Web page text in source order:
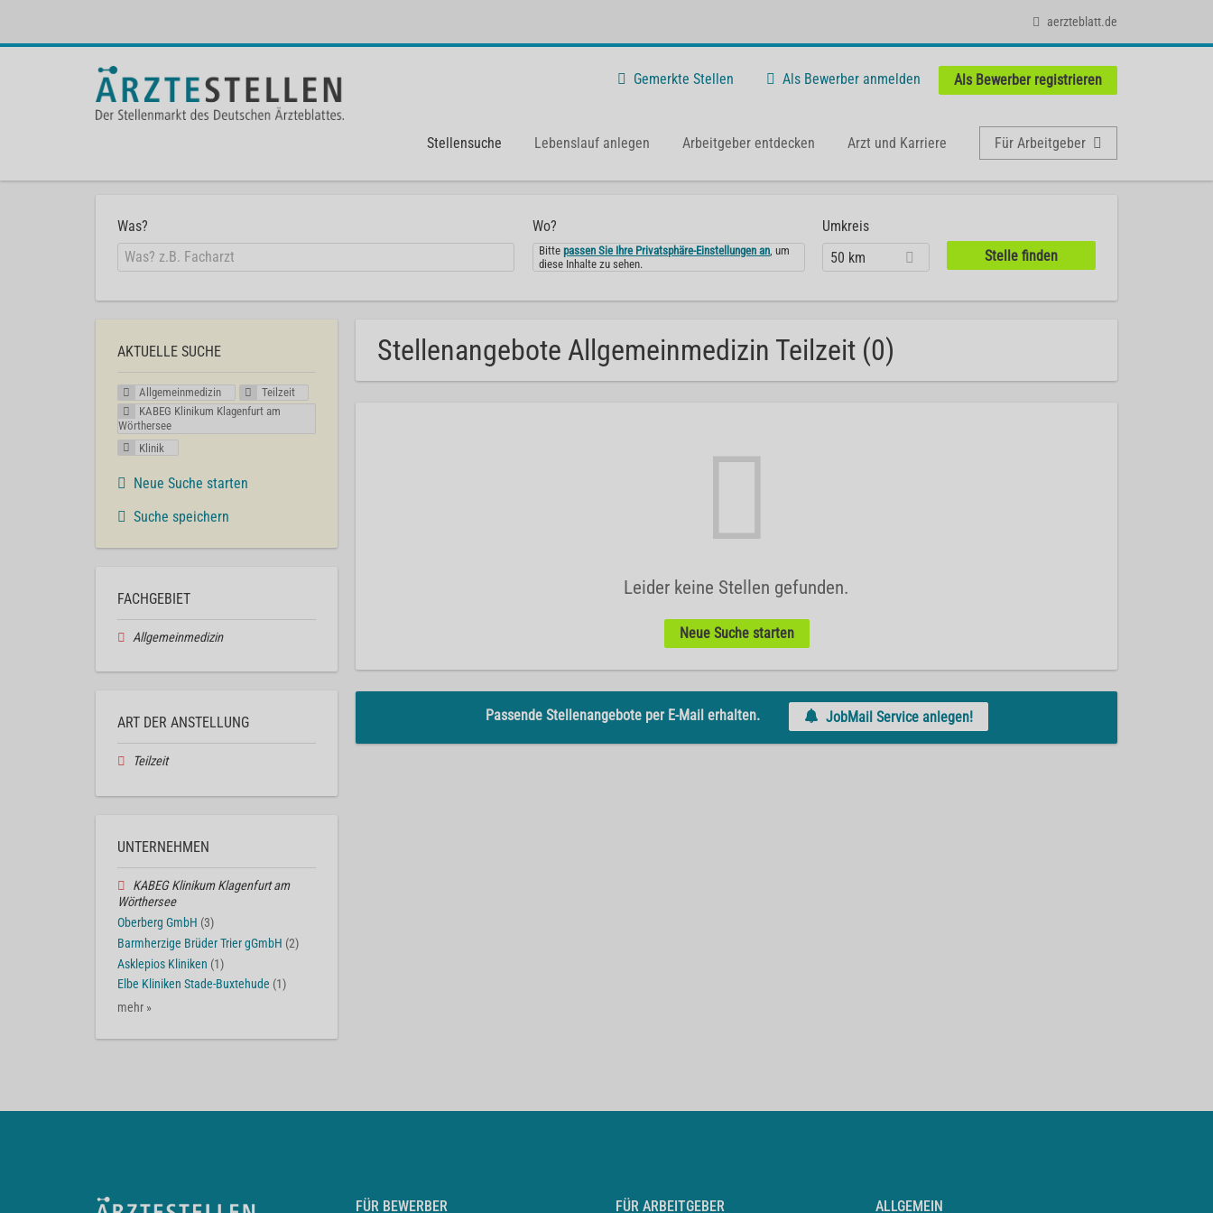
aerzteblatt.de
Gemerkte Stellen Als Bewerber anmelden Als Bewerber registrieren
Stellensuche Lebenslauf anlegen Arbeitgeber entdecken Arzt und Karriere Für Arbeitgeber
Was? Wo?
Bittepassen Sie Ihre Privatsphäre-Einstellungen an, um
diese Inhalte zu sehen.
Umkreis
50 km
Stellenangebote Allgemeinmedizin Teilzeit (0)
Leider keine Stellen gefunden.
Neue Suche starten
Passende Stellenangebote per E-Mail erhalten. JobMail Service anlegen!
AKTUELLE SUCHE
Allgemeinmedizin
Teilzeit
KABEG Klinikum Klagenfurt am
Wörthersee
Klinik
Neue Suche starten
Suche speichern
FACHGEBIET
Allgemeinmedizin
ART DER ANSTELLUNG
Teilzeit
UNTERNEHMEN
KABEG Klinikum Klagenfurt am
Wörthersee
Oberberg GmbH (3)
Barmherzige Brüder Trier gGmbH (2)
Asklepios Kliniken (1)
Elbe Kliniken Stade-Buxtehude (1)
mehr »
FÜR BEWERBER FÜR ARBEITGEBER ALLGEMEIN